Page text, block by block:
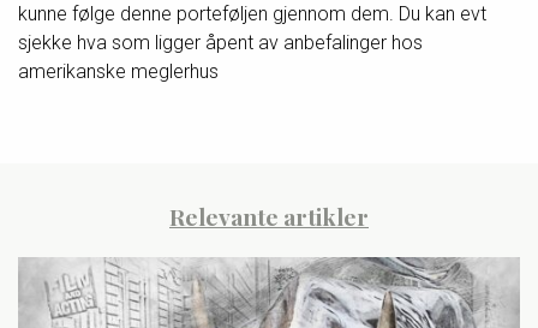
kunne følge denne porteføljen gjennom dem. Du kan evt
sjekke hva som ligger åpent av anbefalinger hos
amerikanske meglerhus
Relevante artikler